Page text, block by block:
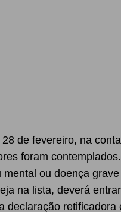
de fevereiro, na
foram
ou doença
na lista, deverá
declaração